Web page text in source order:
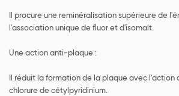
Il procure une reminéralisation supérieure de
l'association unique de fluor et d'isomalt.
Une action anti-plaque :
Il réduit la formation de la plaque avec
chlorure de cétylpyridinium.